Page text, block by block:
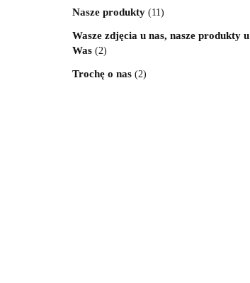
Nasze produkty (11)
Wasze zdjęcia u nas, nasze produkty u
Was (2)
Trochę o nas (2)